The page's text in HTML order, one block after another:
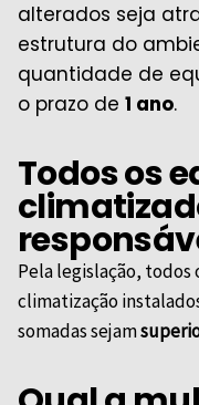
alterados seja
estrutura do
quantidade de
o prazo de 1 ano.
Todos os
Pela legislação,
climatização
somadas sejam